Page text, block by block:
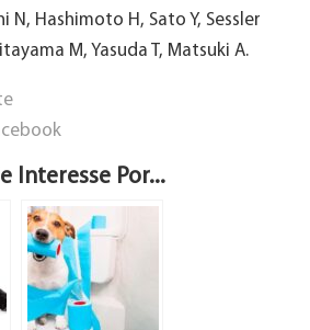
N, Hashimoto H, Sato Y, Sessler
M, Yasuda T, Matsuki A.
Interesse Por...